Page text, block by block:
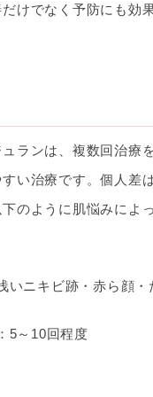
けでなく予防にも効
ランは、複数回治療
い治療です。個人差
のように肌悩みによ
いニキビ跡・赤ら顔・
5～10回程度